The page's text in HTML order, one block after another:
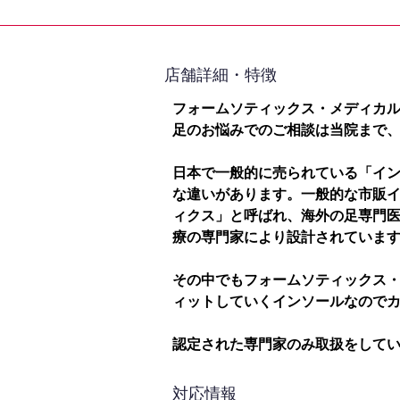
​店舗詳細・特徴
フォームソティックス・メディカ
足のお悩みでのご相談は当院まで
日本で一般的に売られている「イ
な違いがあります。一般的な市販
ィクス」と呼ばれ、海外の足専門
療の専門家により設計されていま
その中でもフォームソティックス
ィットしていくインソールなので
認定された専門家のみ取扱をして
対応情報